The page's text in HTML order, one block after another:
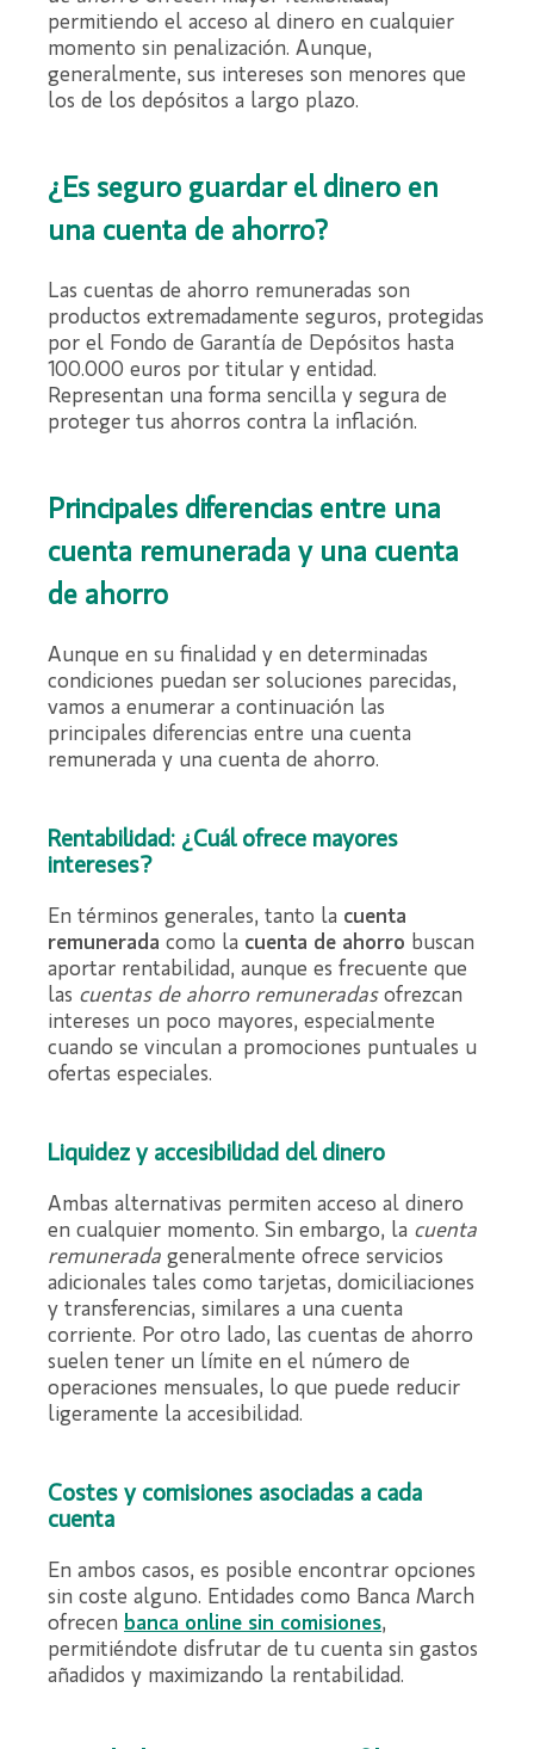
permitiendo el acceso al dinero en cualquier
momento sin penalización. Aunque,
generalmente, sus intereses son menores que
los de los depósitos a largo plazo.
¿Es seguro guardar el dinero en
una cuenta de ahorro?
Las cuentas de ahorro remuneradas son
productos extremadamente seguros, protegidas
por el Fondo de Garantía de Depósitos hasta
100.000 euros por titular y entidad.
Representan una forma sencilla y segura de
proteger tus ahorros contra la inflación.
Principales diferencias entre una
cuenta remunerada y una cuenta
de ahorro
Aunque en su finalidad y en determinadas
condiciones puedan ser soluciones parecidas,
vamos a enumerar a continuación las
principales diferencias entre una cuenta
remunerada y una cuenta de ahorro.
Rentabilidad: ¿Cuál ofrece mayores
intereses?
En términos generales, tanto la cuenta
remunerada como la cuenta de ahorro buscan
aportar rentabilidad, aunque es frecuente que
las cuentas de ahorro remuneradasofrezcan
intereses un poco mayores, especialmente
cuando se vinculan a promociones puntuales u
ofertas especiales.
Liquidez y accesibilidad del dinero
Ambas alternativas permiten acceso al dinero
en cualquier momento. Sin embargo, la cuenta
remunerada generalmente ofrece servicios
adicionales tales como tarjetas, domiciliaciones
y transferencias, similares a una cuenta
corriente. Por otro lado, las cuentas de ahorro
suelen tener un límite en el número de
operaciones mensuales, lo que puede reducir
ligeramente la accesibilidad.
Costes y comisiones asociadas a cada
cuenta
En ambos casos, es posible encontrar opciones
sin coste alguno. Entidades como Banca March
ofrecen banca online sin comisiones,
permitiéndote disfrutar de tu cuenta sin gastos
añadidos y maximizando la rentabilidad.